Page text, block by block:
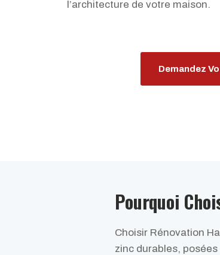
l’architecture de votre maison.
Demandez
Pourquoi
Choisir Rénovation
zinc durables,